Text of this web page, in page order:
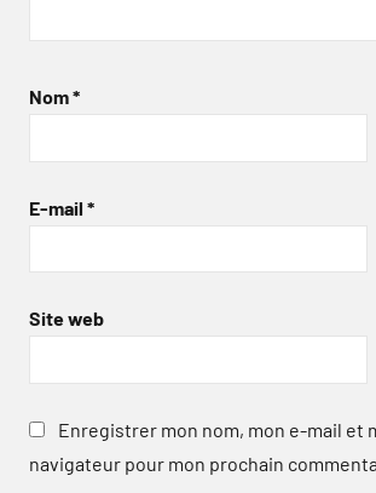
Nom*
E-mail *
Site web
Enregistrer mon nom, mon e-mail et
navigateur pour mon prochain